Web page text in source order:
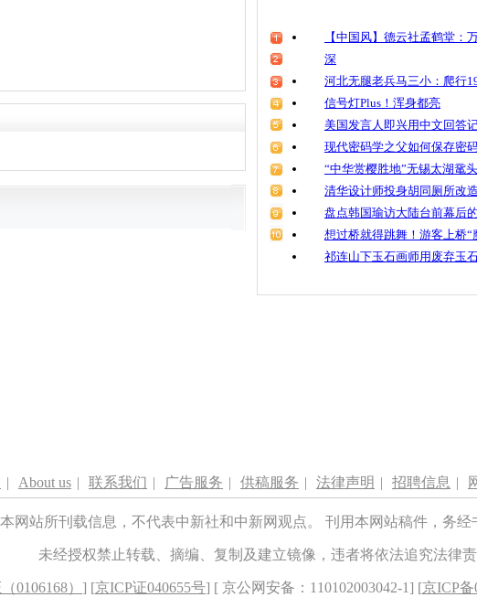
【中国风】德云社孟鹤堂：
深
河北无腿老兵马三小：爬行
信号灯Plus！浑身都亮
美国发言人即兴用中文回答
现代密码学之父如何保存密
“中华赏樱胜地”无锡太湖鼋
清华设计师投身胡同厕所改
盘点韩国瑜访大陆台前幕后
想过桥就得跳舞！游客上桥“
祁连山下玉石画师用废弃玉
| About us | 联系我们 | 广告服务 | 供稿服务 | 法律声明 | 招聘信息 |
本网站所刊载信息，不代表中新社和中新网观点。 刊用本网站稿件，务经
未经授权禁止转载、摘编、复制及建立镜像，违者将依法追究法律责
0106168） ] [京ICP证040655号] [ 京公网安备：110102003042-1] [京ICP备